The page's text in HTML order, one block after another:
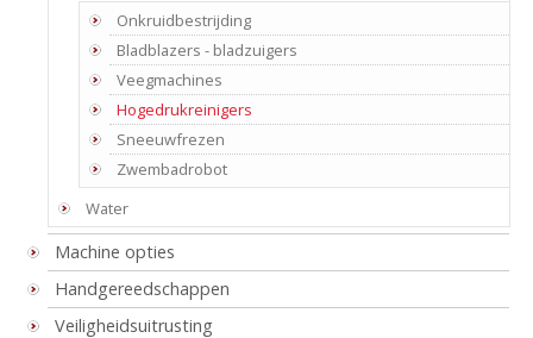
Onkruidbestrijding
Bladblazers - bladzuigers
Veegmachines
Hogedrukreinigers
Sneeuwfrezen
Zwembadrobot
Water
Machine opties
Handgereedschappen
Veiligheidsuitrusting